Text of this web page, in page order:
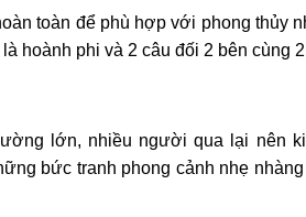
toàn để phù hợp với phong thủy
hoành phi và 2 câu đối 2 bên cùng
lớn, nhiều người qua lại nên
bức tranh phong cảnh nhẹ